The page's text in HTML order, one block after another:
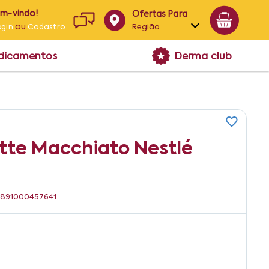
vindo!
ouCadastro
Ofertas Para
Região
Alagoas
Derma club
Macchiato Nestlé